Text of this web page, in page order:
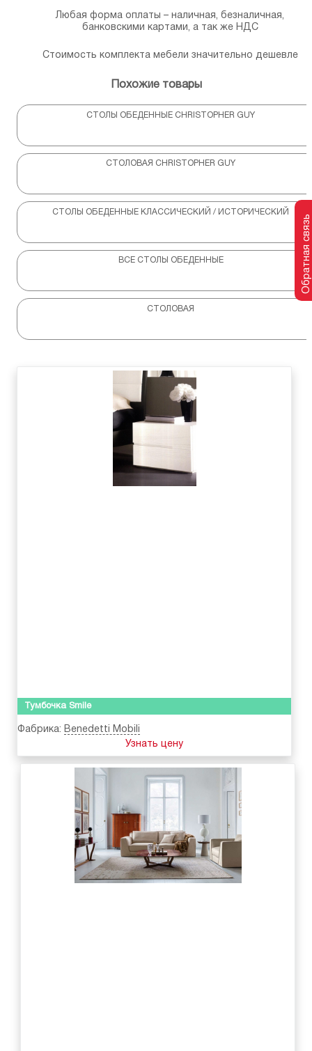
Любая форма оплаты – наличная, безналичная,
банковскими картами, а так же НДС
Стоимость комплекта мебели значительно дешевле
Похожие товары
СТОЛЫ ОБЕДЕННЫЕ CHRISTOPHER GUY
СТОЛОВАЯ CHRISTOPHER GUY
СТОЛЫ ОБЕДЕННЫЕ КЛАССИЧЕСКИЙ / ИСТОРИЧЕСКИЙ
ВСЕ СТОЛЫ ОБЕДЕННЫЕ
СТОЛОВАЯ
Тумбочка Smile
Фабрика: Benedetti Mobili
Узнать цену
Обратная связь